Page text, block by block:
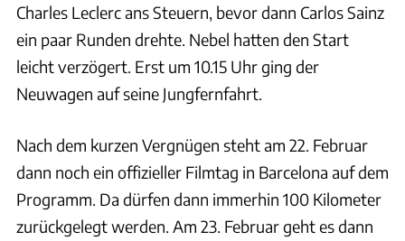
Charles Leclerc ans Steuern, bevor dann Carlos Sainz
ein paar Runden drehte. Nebel hatten den Start
leicht verzögert. Erst um 10.15 Uhr ging der
Neuwagen auf seine Jungfernfahrt.
Nach dem kurzen Vergnügen steht am 22. Februar
dann noch ein offizieller Filmtag in Barcelona auf dem
Programm. Da dürfen dann immerhin 100 Kilometer
zurückgelegt werden. Am 23. Februar geht es dann